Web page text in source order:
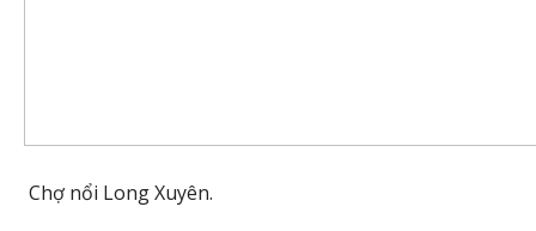
Chợ nổi Long Xuyên.